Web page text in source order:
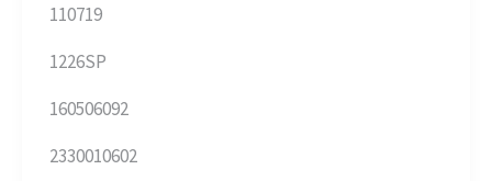
110719
1226SP
160506092
2330010602